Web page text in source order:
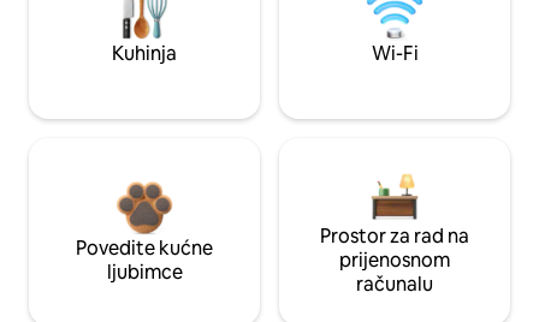
Kuhinja Wi-Fi
Povedite kućne
ljubimce
Prostor za rad na
prijenosnom
računalu